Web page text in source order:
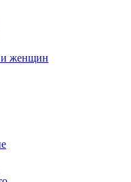
женщин